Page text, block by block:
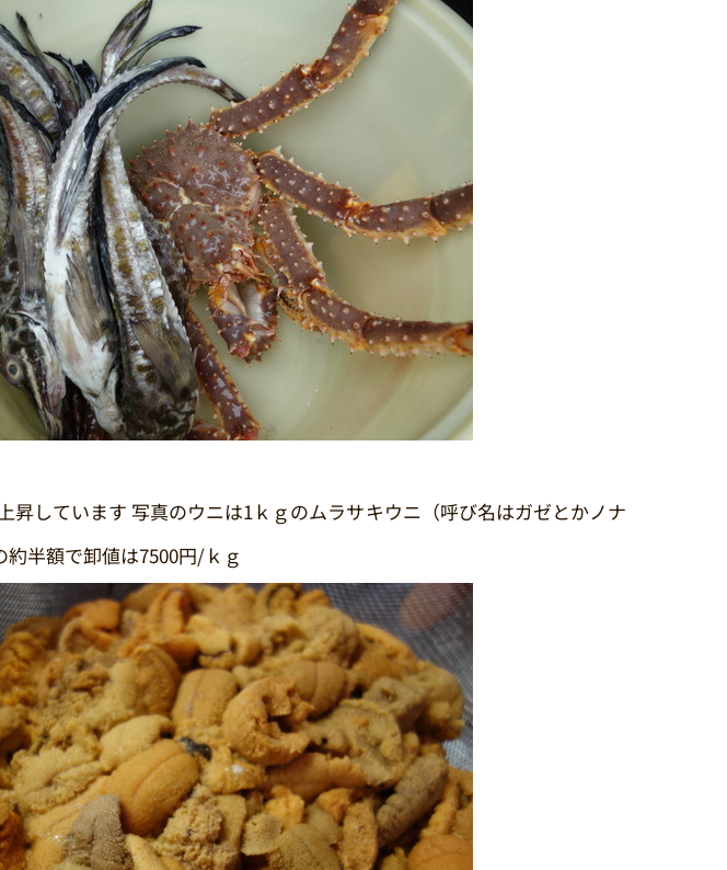
昇しています 写真のウニは1ｋｇのムラサキウニ（呼び名はガゼとかノナ
半額で卸値は7500円/ｋｇ